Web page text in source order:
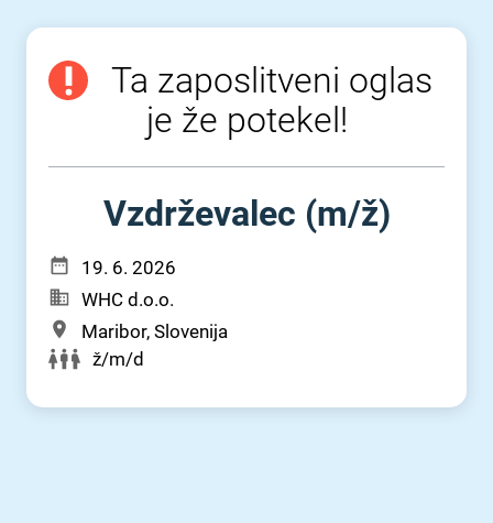
Ta zaposlitveni oglas
je že potekel!
Vzdrževalec (m⁠/⁠ž)
19. 6. 2026
WHC d.o.o.
Maribor, Slovenija
ž/m/d